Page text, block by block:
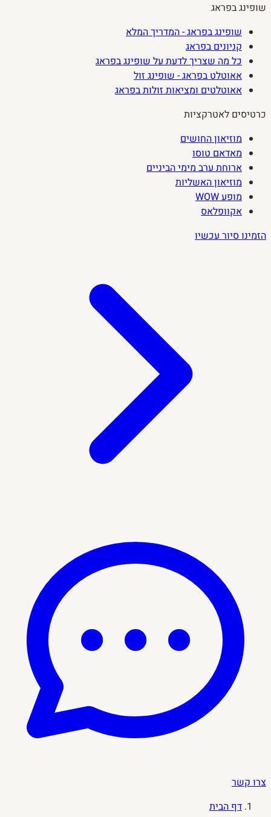
שופינג בפראג
שופינג בפראג - המדריך המלא
קניונים בפראג
כל מה שצריך לדעת על שופינג בפראג
אאוטלט בפראג - שופינג זול
אאוטלטים ומציאות זולות בפראג
כרטיסים לאטרקציות
מוזיאון החושים
מאדאם טוסו
ארוחת ערב מימי הביניים
מוזיאון האשליות
מופע WOW
אקוופלאס
הזמינו סיור עכשיו
צרו קשר
דף הבית